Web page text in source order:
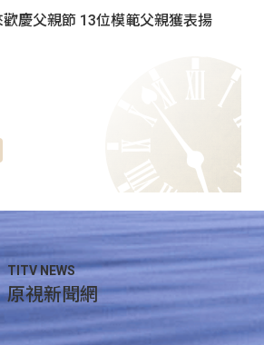
慶父親節 13位模範父親獲表揚
TITV NEWS
原視新聞網